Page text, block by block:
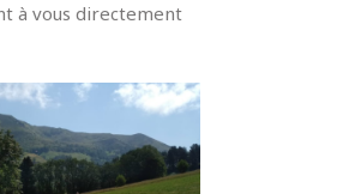
à vous directement